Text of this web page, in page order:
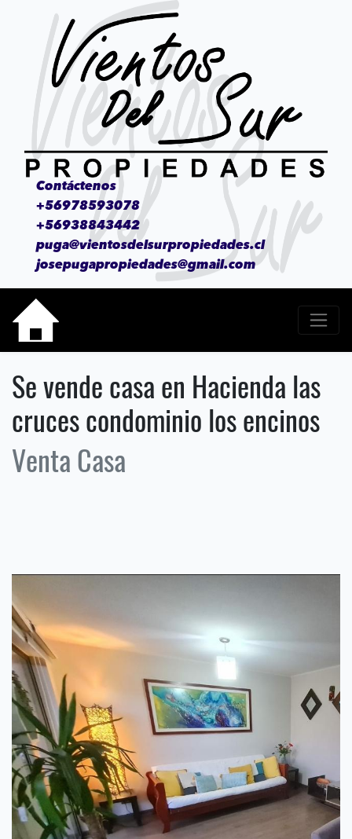
Contáctenos
+56978593078
+56938843442
puga@vientosdelsurpropiedades.cl
josepugapropiedades@gmail.com
Se vende casa en Hacienda las
cruces condominio los encinos
Venta Casa